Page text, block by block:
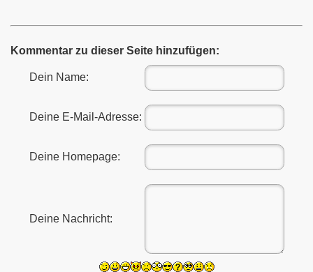
Kommentar zu dieser Seite hinzufügen:
Dein Name:
Deine E-Mail-Adresse:
Deine Homepage:
Deine Nachricht: